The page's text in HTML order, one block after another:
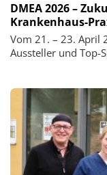
DMEA 2026 –
Krankenhaus-
Vom 21. – 23. April
Aussteller und Top-